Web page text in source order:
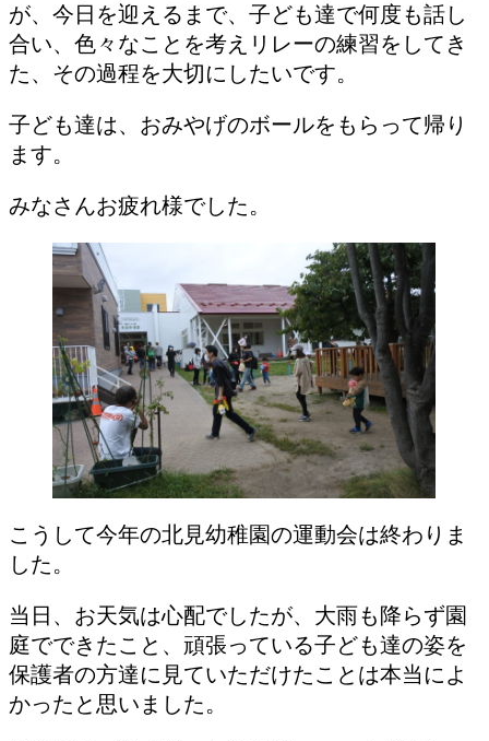
が、今日を迎えるまで、子ども達で何度も話し
合い、色々なことを考えリレーの練習をしてき
た、その過程を大切にしたいです。
子ども達は、おみやげのボールをもらって帰り
ます。
みなさんお疲れ様でした。
こうして今年の北見幼稚園の運動会は終わりま
した。
当日、お天気は心配でしたが、大雨も降らず園
庭でできたこと、頑張っている子ども達の姿を
保護者の方達に見ていただけたことは本当によ
かったと思いました。